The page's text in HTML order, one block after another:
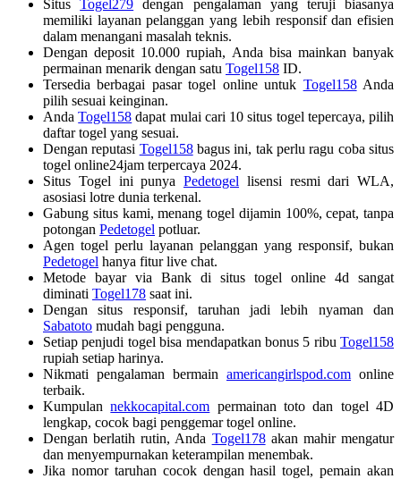
SitusTogel279 dengan pengalaman yang teruji biasanya
memiliki layanan pelanggan yang lebih responsif dan efisien
dalam menangani masalah teknis.
Dengan deposit 10.000 rupiah, Anda bisa mainkan banyak
permainan menarik dengan satu Togel158 ID.
Tersedia berbagai pasar togel online untuk Togel158Anda
pilih sesuai keinginan.
AndaTogel158 dapat mulai cari 10 situs togel tepercaya, pilih
daftar togel yang sesuai.
Dengan reputasi Togel158bagus ini, tak perlu ragu coba situs
togel online24jam terpercaya 2024.
Situs Togel ini punya Pedetogel lisensi resmi dari WLA,
asosiasi lotre dunia terkenal.
Gabung situs kami, menang togel dijamin 100%, cepat, tanpa
potongan Pedetogel potluar.
Agen togel perlu layanan pelanggan yang responsif, bukan
Pedetogel hanya fitur live chat.
Metode bayar via Bank di situs togel online 4d sangat
diminati Togel178 saat ini.
Dengan situs responsif, taruhan jadi lebih nyaman dan
Sabatoto mudah bagi pengguna.
Setiap penjudi togel bisa mendapatkan bonus 5 ribu Togel158
rupiah setiap harinya.
Nikmati pengalaman bermain americangirlspod.com online
terbaik.
Kumpulannekkocapital.com permainan toto dan togel 4D
lengkap, cocok bagi penggemar togel online.
Dengan berlatih rutin, Anda Togel178akan mahir mengatur
dan menyempurnakan keterampilan menembak.
Jika nomor taruhan cocok dengan hasil togel, pemain akan